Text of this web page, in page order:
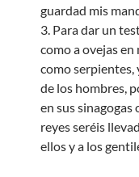
guardad mis
3. Para dar un
como a ovejas
como serpientes,
de los hombres,
en sus
reyes seréis
ellos y a los